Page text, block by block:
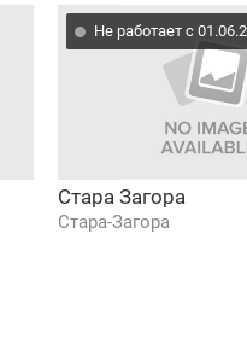
Не работает с
Стара Загора
Стара-Загора